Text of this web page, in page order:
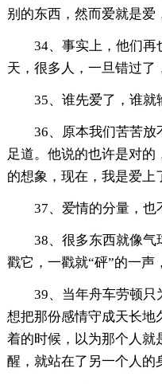
别的东西，然而爱就是爱
34、事实上，他们再
天，很多人，一旦错过了
35、谁先爱了，谁就
36、原本我们苦苦放
足道。他说的也许是对
的想象，现在，我是爱上
37、爱情的分量，也
38、很多东西就像
戳它，一戳就“砰”的一声
39、当年舟车劳顿只
想把那份感情守成天长地
着的时候，以为那个人就
醒，就站在了另一个人的